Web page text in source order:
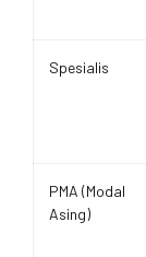
Spesialis
PMA (Modal
Asing)